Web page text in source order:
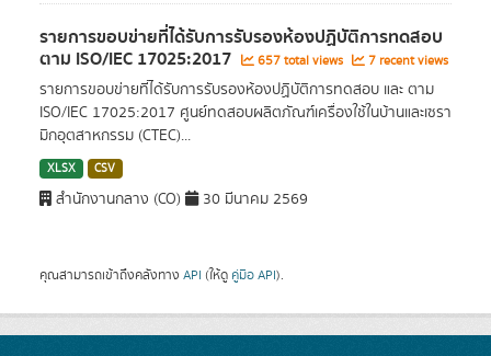
รายการขอบข่ายที่ได้รับการรับรองห้องปฏิบัติการทดสอบ
ตาม ISO/IEC 17025:2017 657 total views 7 recent views
รายการขอบข่ายที่ได้รับการรับรองห้องปฏิบัติการทดสอบ และ ตาม
ISO/IEC 17025:2017 ศูนย์ทดสอบผลิตภัณฑ์เครื่องใช้ในบ้านและเซรา
มิกอุตสาหกรรม (CTEC)...
XLSX CSV
สำนักงานกลาง (CO) 30 มีนาคม 2569
คุณสามารถเข้าถึงคลังทาง API (ให้ดู คู่มือ API).